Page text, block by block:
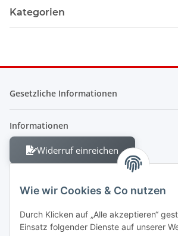
Wie wir Cookies & Co nutzen
Durch Klicken auf „Alle akzeptieren“
Einsatz folgender Dienste auf unserer
Kategorien
Gesetzliche Informationen
Informationen
Widerruf einreichen
Berliner Allee 38